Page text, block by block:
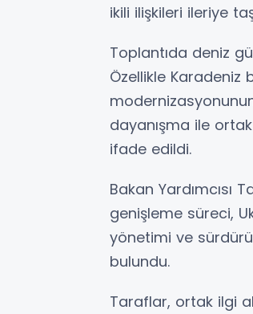
ikili ilişkileri ileriye
Toplantıda deniz
Özellikle
dayanışma ile
ifade edildi.
Bakan Yardımcısı
genişleme süreci,
yönetimi ve
bulundu.
Taraflar, ortak ilgi